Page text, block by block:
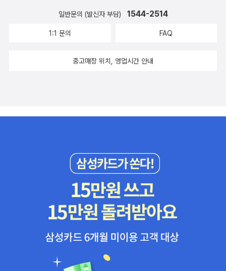
일반문의 (발신자 부담) 1544-2514
1:1 문의 FAQ
중고매장 위치, 영업시간 안내